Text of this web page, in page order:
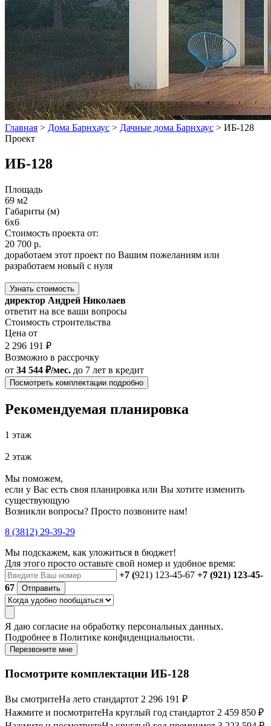
Главная > Дома Барнхаус > Дачные дома Барнхаус > ИБ-128
Проект
ИБ-128
Площадь
69 м2
Габариты (м)
6x6
Стоимость проекта от:
20 700 р.
доработаем этот проект по Вашим пожеланиям или
разработаем новый с нуля
Узнать стоимость
директор Андрей Николаев
ответит на все ваши вопросы
Стоимость строительства
Цена от
2 296 191 ₽
Возможно в рассрочку
от 34 544 ₽/мес. до 7 лет в кредит
Посмотреть комплектации подробно
Рекомендуемая планировка
1 этаж
2 этаж
Мы поможем,
если у Вас есть своя планировка или Вы хотите изменить
существующую
Возникли вопросы? Просто позвоните нам!
8 (3812) 29-39-29
Мы подскажем, как уложиться в бюджет!
Для этого просто оставьте свой номер и удобное время:
+7 (921) 123-45-67 +7 (921) 123-45-
67
Отправить
Я даю согласие на обработку персональных данных.
Подробнее в Политике конфиденциальности.
Перезвоните мне
Посмотрите комплектации ИБ-128
Вы смотритеНа лето стандартот 2 296 191 ₽
Нажмите и посмотритеНа круглый год стандартот 2 459 850 ₽